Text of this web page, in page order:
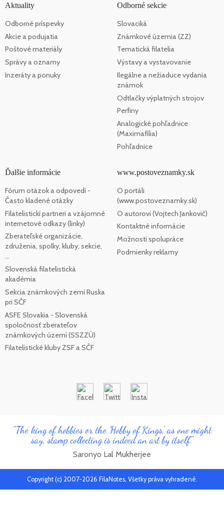
Aktuality
Odborné príspevky
Akcie a podujatia
Poštové materiály
Správy a oznamy
Inzeráty a ponuky
Odborné sekcie
Slovaciká
Známkové územia (ZZ)
Tematická filatelia
Výstavy a vystavovanie
Ilegálne a nežiaduce vydania
známok
Odtlačky výplatných strojov
Perfiny
Analogické pohľadnice
(Maximafília)
Pohľadnice
Ďalšie informácie
Fórum otázok a odpovedí -
Často kladené otázky
Filatelistickí partneri a vzájomné
internetové odkazy (linky)
Zberateľské organizácie,
združenia, spolky, kluby, sekcie,
...
Slovenská filatelistická
akadémia
Sekcia známkových zemí Ruska
pri SČF
ASFE Slovakia - Slovenská
spoločnosť zberateľov
známkových území (SSZZÚ)
Filatelistické kluby ZSF a SČF
www.postoveznamky.sk
O portáli
(www.postoveznamky.sk)
O autorovi (Vojtech Jankovič)
Kontaktné informácie
Možnosti spolupráce
Podmienky reklamy
"The king of hobbies or the 'Hobby of Kings', as one might
say, stamp collecting is indeed an art by itself"
Saronyo Lal Mukherjee
Copyright (c) 2007-2026 FilaNotes, Všetky práva vyhradené.